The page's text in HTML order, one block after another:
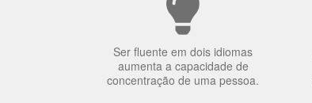
Ser fluente em dois idiomas
aumenta a capacidade de
concentração de uma pessoa.